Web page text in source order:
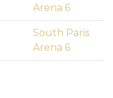
Arena 6
South Paris
Arena 6